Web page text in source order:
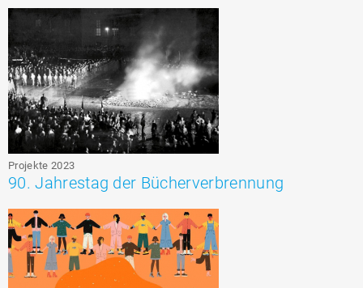
Projekte 2023
90. Jahrestag der Bücherverbrennung